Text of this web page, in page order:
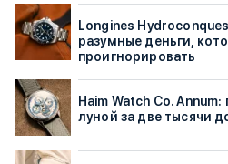
Longines
разумные деньги,
проигнорировать
Haim Watch Co.
луной за две тысячи